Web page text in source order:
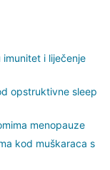
i liječenje
opstruktivne sleep
menopauze
kod muškaraca s